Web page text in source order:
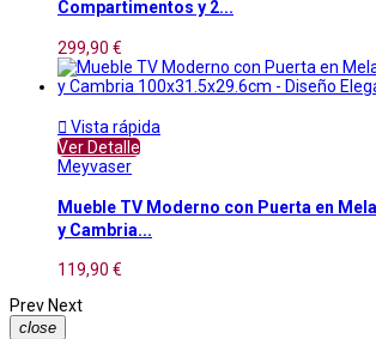
Compartimentos y 2...
299,90 €
 Vista rápida
Ver Detalle
Meyvaser
Mueble TV Moderno con Puerta en
y Cambria...
119,90 €
Prev Next
close